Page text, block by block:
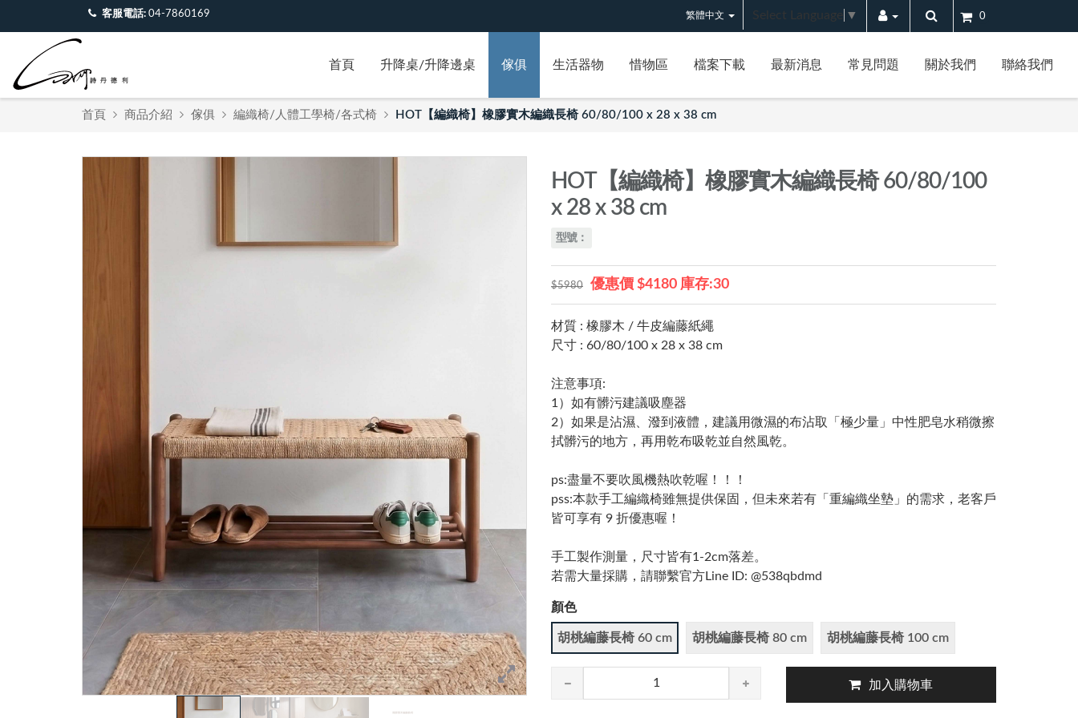
客服電話: 04-7860169 繁體中文 Select Language ▼ 0
首頁 升降桌/升降邊桌 傢俱 生活器物 惜物區 檔案下載 最新消息 常見問題 關於我們 聯絡我們
首頁 商品介紹 傢俱 編織椅/人體工學椅/各式椅 HOT【編織椅】橡膠實木編織長椅 60/80/100 x 28 x 38 cm
HOT【編織椅】橡膠實木編織長椅 60/80/100
x 28 x 38 cm
型號：
$5980 優惠價 $4180 庫存:30
材質 : 橡膠木 / 牛皮編藤紙繩
尺寸 : 60/80/100 x 28 x 38 cm
注意事項:
1）如有髒污建議吸塵器
2）如果是沾濕、潑到液體，建議用微濕的布沾取「極少量」中性肥皂水稍微擦
拭髒污的地方，再用乾布吸乾並自然風乾。
ps:盡量不要吹風機熱吹乾喔！！！
pss:本款手工編織椅雖無提供保固，但未來若有「重編織坐墊」的需求，老客戶
皆可享有 9 折優惠喔！
手工製作測量，尺寸皆有1-2cm落差。
若需大量採購，請聯繫官方Line ID: @538qbdmd
顏色
胡桃編藤長椅 60 cm 胡桃編藤長椅 80 cm 胡桃編藤長椅 100 cm
加入購物車